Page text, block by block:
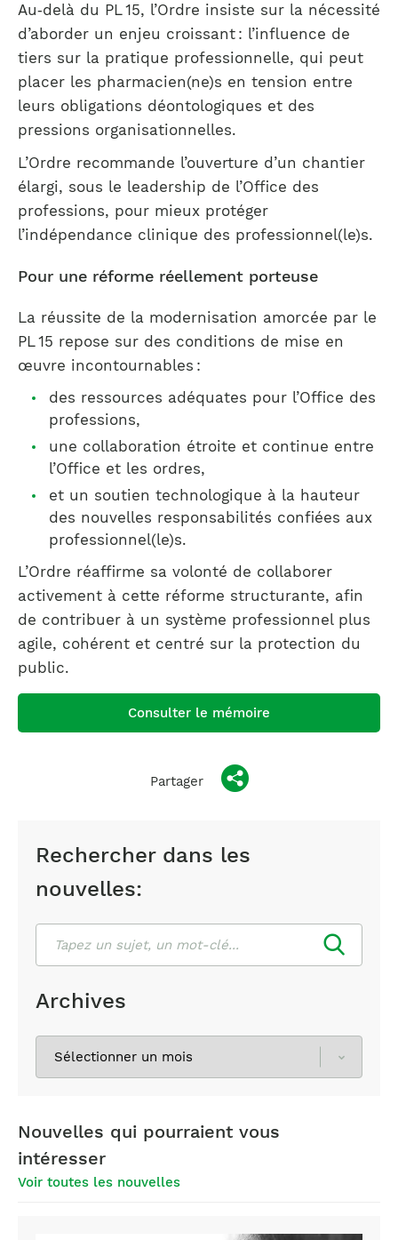
Rechercher dans les
nouvelles:
Archives
Au‑delà du PL 15, l’Ordre insiste sur la nécessité
d’aborder un enjeu croissant : l’influence de
tiers sur la pratique professionnelle, qui peut
placer les pharmacien(ne)s en tension entre
leurs obligations déontologiques et des
pressions organisationnelles.
L’Ordre recommande l’ouverture d’un chantier
élargi, sous le leadership de l’Office des
professions, pour mieux protéger
l’indépendance clinique des professionnel(le)s.
Pour une réforme réellement porteuse
La réussite de la modernisation amorcée par le
PL 15 repose sur des conditions de mise en
œuvre incontournables :
des ressources adéquates pour l’Office des
professions,
une collaboration étroite et continue entre
l’Office et les ordres,
et un soutien technologique à la hauteur
des nouvelles responsabilités confiées aux
professionnel(le)s.
L’Ordre réaffirme sa volonté de collaborer
activement à cette réforme structurante, afin
de contribuer à un système professionnel plus
agile, cohérent et centré sur la protection du
public.
Consulter le mémoire
Partager
Nouvelles qui pourraient vous
intéresser
Voir toutes les nouvelles